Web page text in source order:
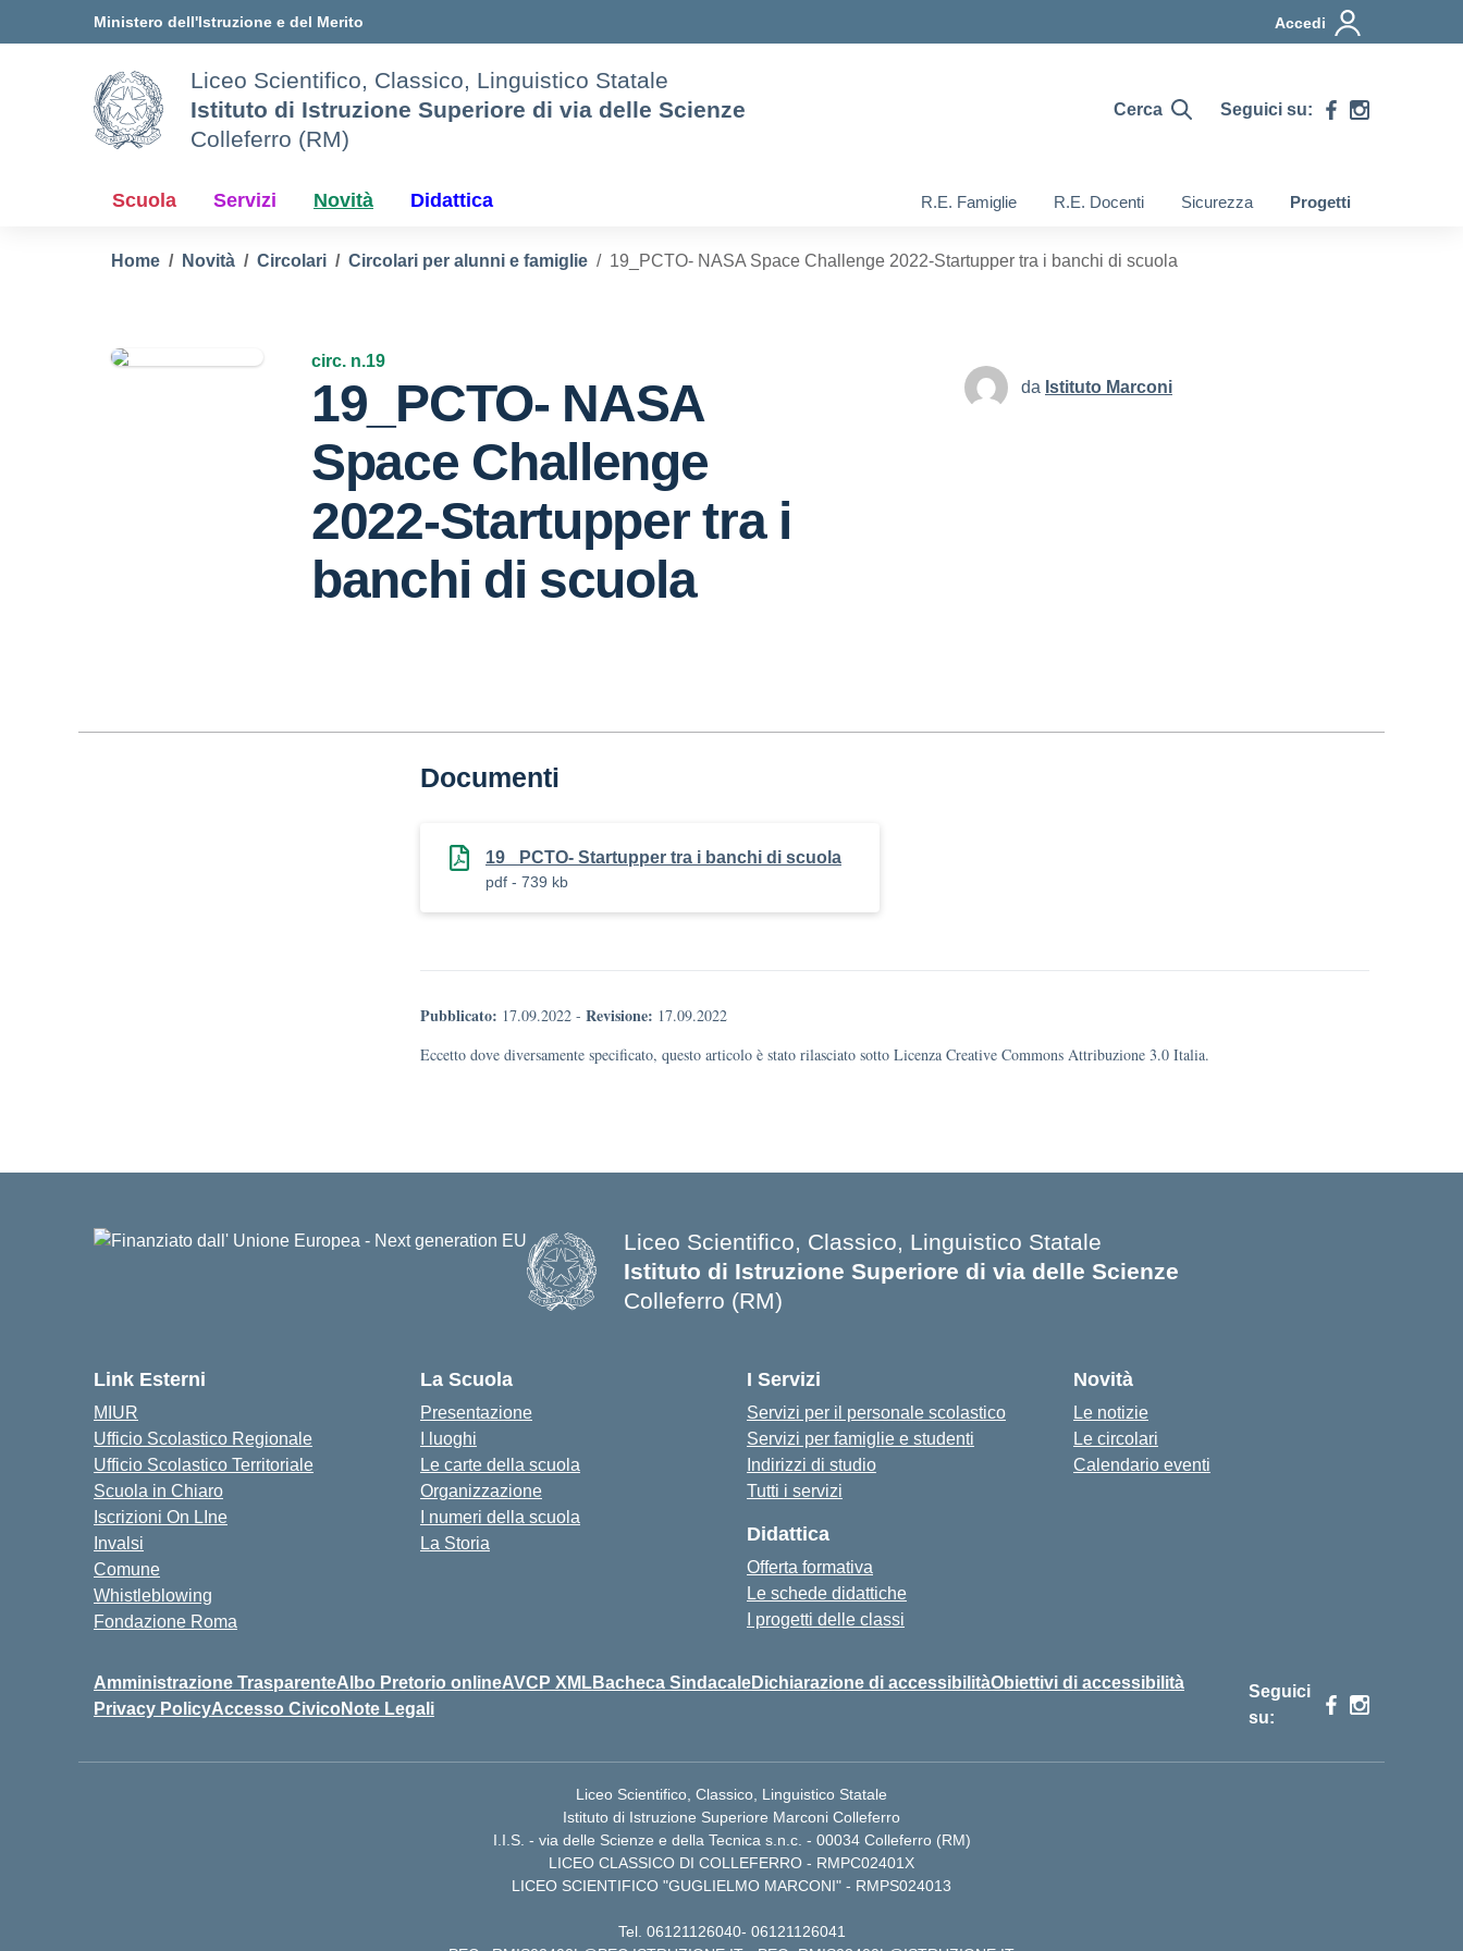
Ministero dell'Istruzione e del Merito Accedi
Liceo Scientifico, Classico, Linguistico Statale
Istituto di Istruzione Superiore di via delle Scienze
Colleferro (RM)
Cerca Seguici su:
Scuola Servizi Novità Didattica R.E. Famiglie R.E. Docenti Sicurezza Progetti
Home Novità Circolari Circolari per alunni e famiglie 19_PCTO- NASA Space Challenge 2022-Startupper tra i banchi di scuola
circ. n.19
19_PCTO- NASA
Space Challenge
2022-Startupper tra i
banchi di scuola
da Istituto Marconi
Documenti
19_ PCTO- Startupper tra i banchi di scuola
pdf - 739 kb
Pubblicato: 17.09.2022 - Revisione: 17.09.2022
Eccetto dove diversamente specificato, questo articolo è stato rilasciato sotto Licenza Creative Commons Attribuzione 3.0 Italia.
Liceo Scientifico, Classico, Linguistico Statale
Istituto di Istruzione Superiore di via delle Scienze
Colleferro (RM)
Link Esterni
MIUR
Ufficio Scolastico Regionale
Ufficio Scolastico Territoriale
Scuola in Chiaro
Iscrizioni On LIne
Invalsi
Comune
Whistleblowing
Fondazione Roma
La Scuola
Presentazione
I luoghi
Le carte della scuola
Organizzazione
I numeri della scuola
La Storia
I Servizi
Servizi per il personale scolastico
Servizi per famiglie e studenti
Indirizzi di studio
Tutti i servizi
Didattica
Offerta formativa
Le schede didattiche
I progetti delle classi
Novità
Le notizie
Le circolari
Calendario eventi
Amministrazione TrasparenteAlbo Pretorio onlineAVCP XMLBacheca SindacaleDichiarazione di accessibilitàObiettivi di accessibilità
Privacy PolicyAccesso Civico Note Legali
Seguici
su:
Liceo Scientifico, Classico, Linguistico Statale
Istituto di Istruzione Superiore Marconi Colleferro
I.I.S. - via delle Scienze e della Tecnica s.n.c. - 00034 Colleferro (RM)
LICEO CLASSICO DI COLLEFERRO - RMPC02401X
LICEO SCIENTIFICO "GUGLIELMO MARCONI" - RMPS024013
Tel. 06121126040- 06121126041